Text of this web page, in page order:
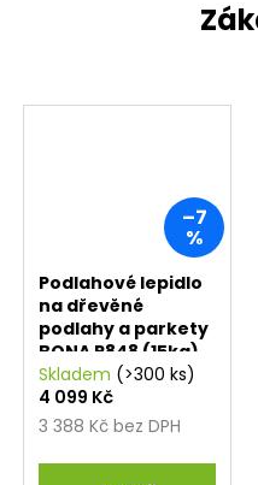
–7
%
Podlahové lepidlo
na dřevěné
podlahy a parkety
BONA R848 (15kg)
Skladem (>300 ks)
3 388 Kč bez DPH
4 099 Kč